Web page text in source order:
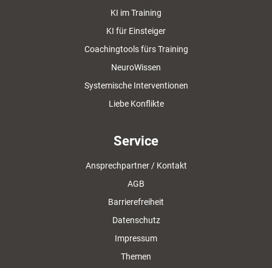
KI im Training
KI für Einsteiger
Coachingtools fürs Training
NeuroWissen
Systemische Interventionen
Liebe Konflikte
Service
Ansprechpartner / Kontakt
AGB
Barrierefreiheit
Datenschutz
Impressum
Themen